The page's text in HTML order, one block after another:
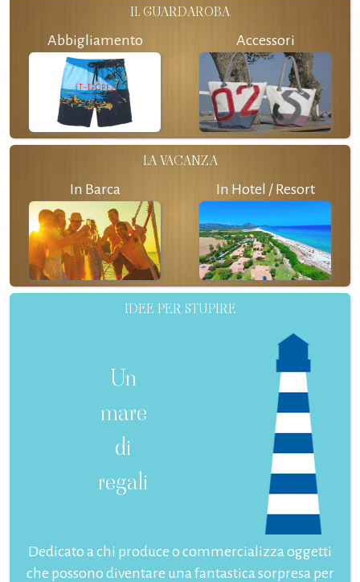
IL GUARDAROBA
Abbigliamento Accessori
LA VACANZA
In Barca In Hotel / Resort
IDEE PER STUPIRE
Un
mare
di
regali
Dedicato a chi produce o commercializza oggetti
che possono diventare una fantastica sorpresa per